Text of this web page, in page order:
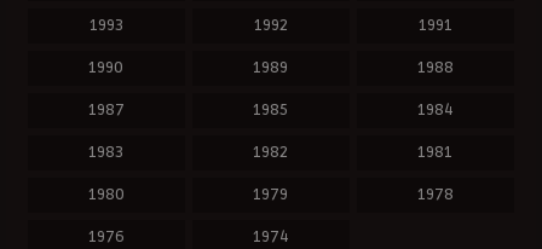
1993 1992 1991
1990 1989 1988
1987 1985 1984
1983 1982 1981
1980 1979 1978
1976 1974